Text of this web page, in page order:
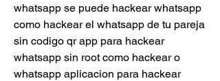
whatsapp se puede hackear whatsapp
como hackear el whatsapp de tu pareja
sin codigo qr app para hackear
whatsapp sin root como hackear o
whatsapp aplicacion para hackear